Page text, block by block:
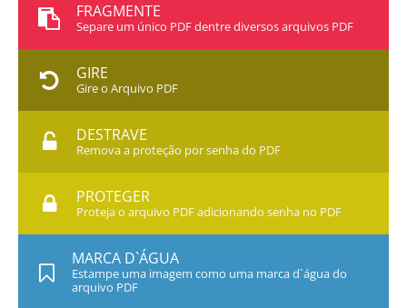
FRAGMENTE
Separe um único PDF dentre diversos arquivos PDF
GIRE
Gire o Arquivo PDF
DESTRAVE
Remova a proteção por senha do PDF
PROTEGER
Proteja o arquivo PDF adicionando senha no PDF
MARCA D`ÁGUA
Estampe uma imagem como uma marca d`água do
arquivo PDF